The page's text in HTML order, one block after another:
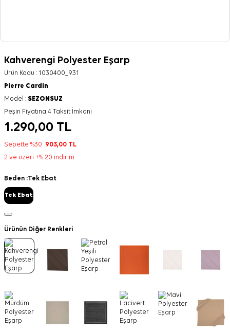
Kahverengi Polyester Eşarp
Ürün Kodu : 1030400_931
Pierre Cardin
Model : SEZONSUZ
Peşin Fiyatına 4 Taksit İmkanı
1.290,00 TL
Sepette %30 903,00 TL
2 ve üzeri +% 20 indirim
Beden :Tek Ebat
Tek Ebat
Ürünün Diğer Renkleri